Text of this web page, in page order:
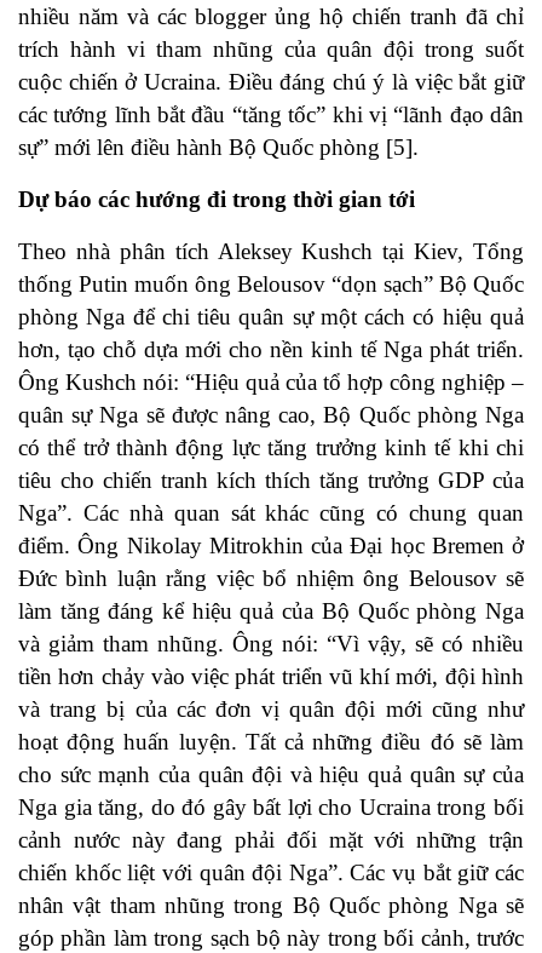
nhiều năm và các blogger ủng hộ chiến tranh đã chỉ
trích hành vi tham nhũng của quân đội trong suốt
cuộc chiến ở Ucraina. Điều đáng chú ý là việc bắt giữ
các tướng lĩnh bắt đầu “tăng tốc” khi vị “lãnh đạo dân
sự” mới lên điều hành Bộ Quốc phòng [5].
Dự báo các hướng đi trong thời gian tới
Theo nhà phân tích Aleksey Kushch tại Kiev, Tổng
thống Putin muốn ông Belousov “dọn sạch” Bộ Quốc
phòng Nga để chi tiêu quân sự một cách có hiệu quả
hơn, tạo chỗ dựa mới cho nền kinh tế Nga phát triển.
Ông Kushch nói: “Hiệu quả của tổ hợp công nghiệp –
quân sự Nga sẽ được nâng cao, Bộ Quốc phòng Nga
có thể trở thành động lực tăng trưởng kinh tế khi chi
tiêu cho chiến tranh kích thích tăng trưởng GDP của
Nga”. Các nhà quan sát khác cũng có chung quan
điểm. Ông Nikolay Mitrokhin của Đại học Bremen ở
Đức bình luận rằng việc bổ nhiệm ông Belousov sẽ
làm tăng đáng kể hiệu quả của Bộ Quốc phòng Nga
và giảm tham nhũng. Ông nói: “Vì vậy, sẽ có nhiều
tiền hơn chảy vào việc phát triển vũ khí mới, đội hình
và trang bị của các đơn vị quân đội mới cũng như
hoạt động huấn luyện. Tất cả những điều đó sẽ làm
cho sức mạnh của quân đội và hiệu quả quân sự của
Nga gia tăng, do đó gây bất lợi cho Ucraina trong bối
cảnh nước này đang phải đối mặt với những trận
chiến khốc liệt với quân đội Nga”. Các vụ bắt giữ các
nhân vật tham nhũng trong Bộ Quốc phòng Nga sẽ
góp phần làm trong sạch bộ này trong bối cảnh, trước